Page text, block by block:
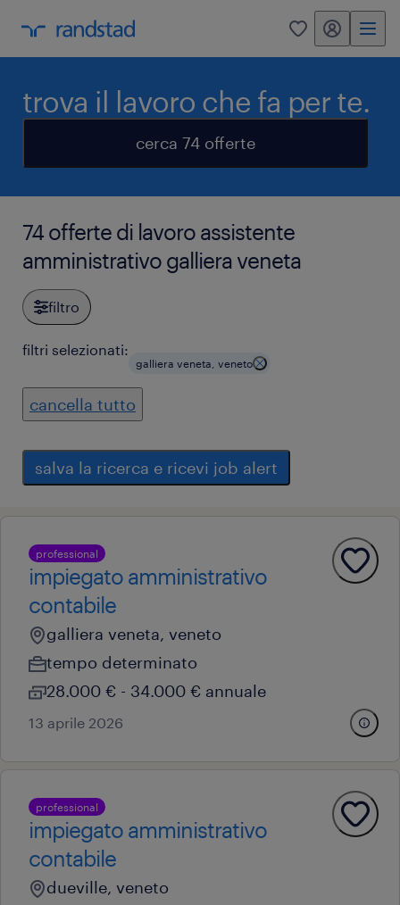
0 my randstad
trova il lavoro che fa per te.
cerca 74 offerte
74 offerte di lavoro assistente
amministrativo galliera veneta
filtro
filtri selezionati:
galliera veneta, veneto
cancella tutto
salva la ricerca e ricevi job alert
professional
impiegato amministrativo
contabile
galliera veneta, veneto
tempo determinato
28.000 € - 34.000 € annuale
13 aprile 2026
professional
impiegato amministrativo
contabile
dueville, veneto